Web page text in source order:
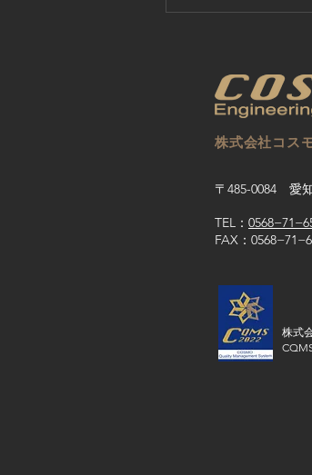
株式会社コス
〒485-0084 愛
TEL：
FAX：
株式